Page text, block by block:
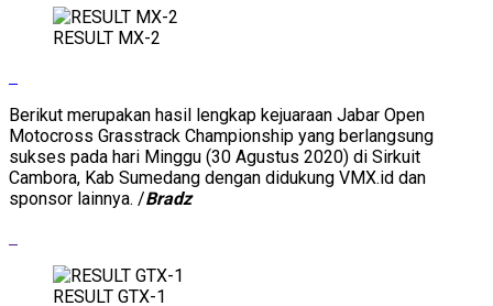
RESULT MX-2
Berikut merupakan hasil lengkap kejuaraan Jabar Open
Motocross Grasstrack Championship yang berlangsung
sukses pada hari Minggu (30 Agustus 2020) di Sirkuit
Cambora, Kab Sumedang dengan didukung VMX.id dan
sponsor lainnya. /Bradz
RESULT GTX-1